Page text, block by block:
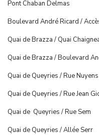
Pont Chaban Delmas
Boulevard André Ricard /
Quai de Brazza / Quai
Quai de Brazza / Boulevard
Quai de Queyries / Rue Nuyens
Quai de Queyries / Rue Jean
Quai de Queyries / Rue Sem
Quai de Queyries / Allée Serr